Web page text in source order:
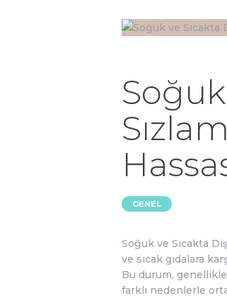
GENEL
Soğuk ve Sıcakta
ve sıcak gıdalara
Bu durum,
farklı nedenlerle